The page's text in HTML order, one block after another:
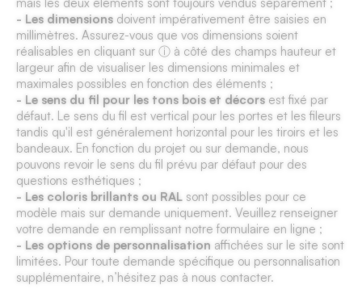
- Les dimensions doivent impérativement être saisies en
millimètres. Assurez-vous que vos dimensions soient
réalisables en cliquant sur ⓘ à côté des champs hauteur et
largeur afin de visualiser les dimensions minimales et
maximales possibles en fonction des éléments ;
- Le sens du fil pour les tons bois et décors est fixé par
défaut. Le sens du fil est vertical pour les portes et les fileurs
tandis qu'il est généralement horizontal pour les tiroirs et les
bandeaux. En fonction du projet ou sur demande, nous
pouvons revoir le sens du fil prévu par défaut pour des
questions esthétiques ;
- Les coloris brillants ou RAL sont possibles pour ce
modèle mais sur demande uniquement. Veuillez renseigner
votre demande en remplissant notre formulaire en ligne ;
- Les options de personnalisation affichées sur le site sont
limitées. Pour toute demande spécifique ou personnalisation
supplémentaire, n’hésitez pas à nous contacter.